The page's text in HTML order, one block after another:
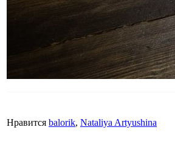
Нравится balorik, Nataliya Artyushina